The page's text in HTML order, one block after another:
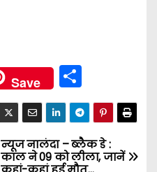
Save S
h
ar
e
न्यूज नालंदा – ब्लैक डे :
काल ने 09 को लीला, जानें